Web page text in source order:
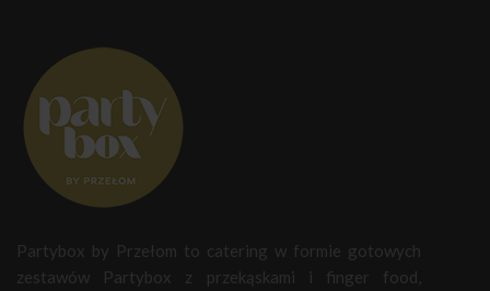
Partybox by Przełom to catering w formie gotowych
zestawów Partybox z przekąskami i finger food,